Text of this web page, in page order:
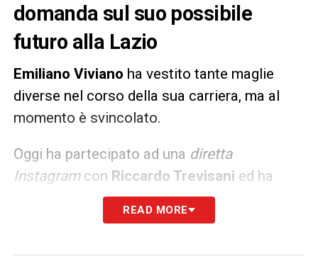
domanda sul suo possibile
futuro alla Lazio
Emiliano Viviano ha vestito tante maglie
diverse nel corso della sua carriera, ma al
momento è svincolato.
Oggi ha partecipato ad una diretta
Instagramcon Riccardo Trevisani ed ha
risposto ad una domanda sullaLazio
Andare a fare il secondo a Strakosha?
READ MORE